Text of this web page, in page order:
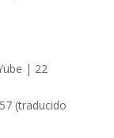
| 22
(traducido